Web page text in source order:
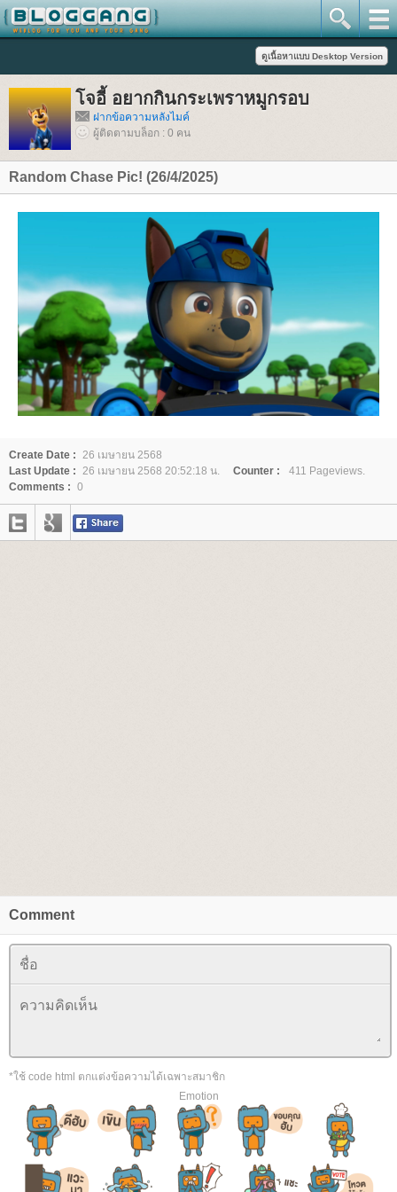
จอี้ อยากกินกระเพราหมูกรอบ
ฝากข้อความหลังไมค์
ผู้ติดตามบล็อก : 0 คน
Random Chase Pic! (26/4/2025)
Create Date :
26 เมษายน 2568
Last Update :
26 เมษายน 2568 20:52:18 น. Counter :
411 Pageviews.
Comments : 0
Comment
*ใช้ code html ตกแต่งข้อความได้เฉพาะสมาชิก
Emotion